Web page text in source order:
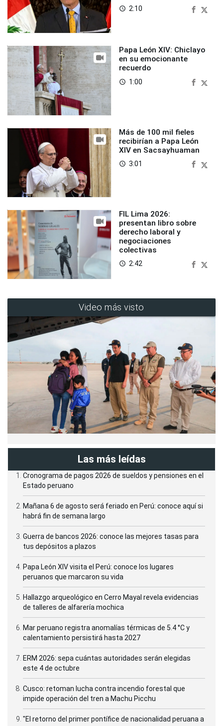
access_time 2:10
Papa León XIV: Chiclayo
en su emocionante
recuerdo
access_time 1:00
Más de 100 mil fieles
recibirían a Papa León
XIV en Sacsayhuaman
access_time 3:01
FIL Lima 2026:
presentan libro sobre
derecho laboral y
negociaciones
colectivas
access_time 2:42
Video más visto
Las más leídas
Cronograma de pagos 2026 de sueldos y pensiones en el
Estado peruano
Mañana 6 de agosto será feriado en Perú: conoce aquí si
habrá fin de semana largo
Guerra de bancos 2026: conoce las mejores tasas para
tus depósitos a plazos
Papa León XIV visita el Perú: conoce los lugares
peruanos que marcaron su vida
Hallazgo arqueológico en Cerro Mayal revela evidencias
de talleres de alfarería mochica
Mar peruano registra anomalías térmicas de 5.4 °C y
calentamiento persistirá hasta 2027
ERM 2026: sepa cuántas autoridades serán elegidas
este 4 de octubre
Cusco: retoman lucha contra incendio forestal que
impide operación del tren a Machu Picchu
"El retorno del primer pontífice de nacionalidad peruana a